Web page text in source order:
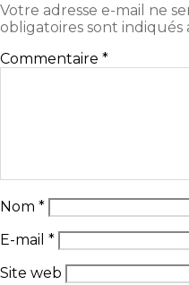
Votre adresse e-mail ne
obligatoires sont indiqués
Commentaire *
Nom *
E-mail *
Site web